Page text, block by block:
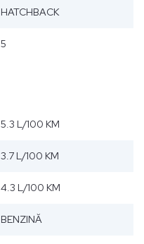
HATCHBACK
5
5.3 L/100 KM
3.7 L/100 KM
4.3 L/100 KM
BENZINĂ